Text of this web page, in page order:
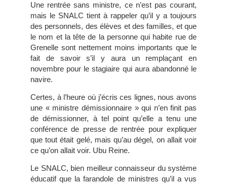
Une rentrée sans ministre, ce n’est pas courant,
mais le SNALC tient à rappeler qu’il y a toujours
des personnels, des élèves et des familles, et que
le nom et la tête de la personne qui habite rue de
Grenelle sont nettement moins importants que le
fait de savoir s’il y aura un remplaçant en
novembre pour le stagiaire qui aura abandonné le
navire.
Certes, à l’heure où j’écris ces lignes, nous avons
une « ministre démissionnaire » qui n’en finit pas
de démissionner, à tel point qu’elle a tenu une
conférence de presse de rentrée pour expliquer
que tout était gelé, mais qu’au dégel, on allait voir
ce qu’on allait voir. Ubu Reine.
Le SNALC, bien meilleur connaisseur du système
éducatif que la farandole de ministres qu’il a vus